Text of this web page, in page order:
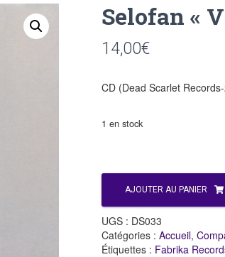
Selofan «
14,00€
CD (Dead Scarlet
1 en stock
Selofan
"Vitrioli"
AJOUTER AU PANIER
UGS : DS033
Catégories : Accueil,
Étiquettes : Fabrika